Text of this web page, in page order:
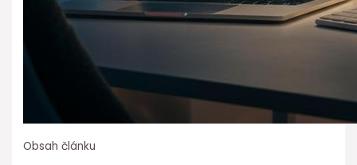
Obsah článku